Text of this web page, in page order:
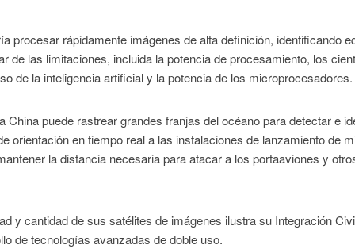
procesar rápidamente imágenes de alta definición, identificando
de las limitaciones, incluida la potencia de procesamiento, los
de la inteligencia artificial y la potencia de los microprocesadores.
China puede rastrear grandes franjas del océano para detectar e
orientación en tiempo real a las instalaciones de lanzamiento de
la distancia necesaria para atacar a los portaaviones y
y cantidad de sus satélites de imágenes ilustra su Integración
de tecnologías avanzadas de doble uso.